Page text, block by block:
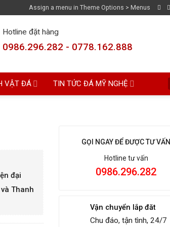
Assign a menu in Theme Options > Menus
Hotline đặt hàng
0986.296.282 - 0778.162.888
VẬT ĐÁ TIN TỨC ĐÁ MỸ NGHỆ
đại
Thanh
GỌI NGAY ĐỂ ĐƯỢC TƯ VẤN
Hotline tư vấn
0986.296.282
Vận chuyển lắp đăt
Chu đáo, tận tình, 24/7